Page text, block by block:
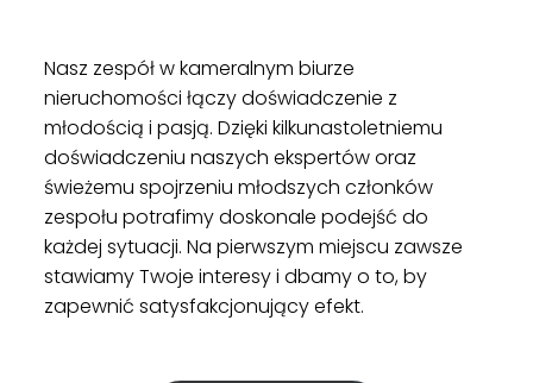
Nasz zespół w kameralnym biurze
nieruchomości łączy doświadczenie z
młodością i pasją. Dzięki kilkunastoletniemu
doświadczeniu naszych ekspertów oraz
świeżemu spojrzeniu młodszych członków
zespołu potrafimy doskonale podejść do
każdej sytuacji. Na pierwszym miejscu zawsze
stawiamy Twoje interesy i dbamy o to, by
zapewnić satysfakcjonujący efekt.